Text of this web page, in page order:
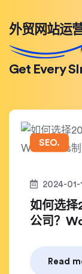
外贸网站运
Get Every
SEO.
2024-01-
如何选
公司？
Read